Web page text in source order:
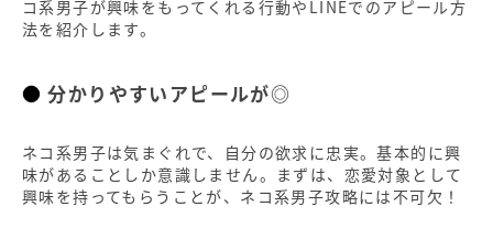
コ系男子が興味をもってくれる行動やLINEでのアピール方
法を紹介します。
分かりやすいアピールが◎
ネコ系男子は気まぐれで、自分の欲求に忠実。基本的に興
味があることしか意識しません。まずは、恋愛対象として
興味を持ってもらうことが、ネコ系男子攻略には不可欠！